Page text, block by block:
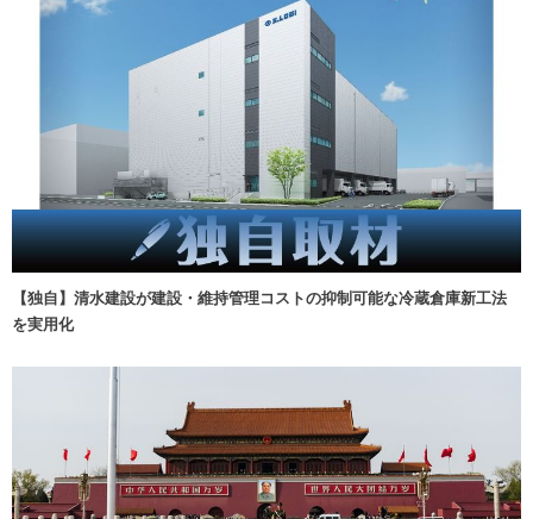
【独自】清水建設が建設・維持管理コストの抑制可能な冷蔵倉庫新工法
を実用化